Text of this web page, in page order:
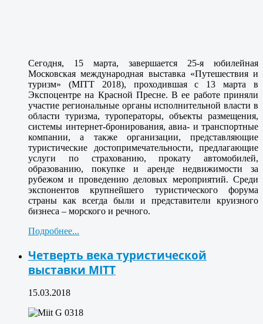
Сегодня, 15 марта, завершается 25-я юбилейная
Московская международная выставка «Путешествия и
туризм» (MITT 2018), проходившая с 13 марта в
Экспоцентре на Красной Пресне. В ее работе приняли
участие региональные органы исполнительной власти в
области туризма, туроператоры, объекты размещения,
системы интернет-бронирования, авиа- и транспортные
компании, а также организации, представляющие
туристические достопримечательности, предлагающие
услуги по страхованию, прокату автомобилей,
образованию, покупке и аренде недвижимости за
рубежом и проведению деловых мероприятий. Среди
экспонентов крупнейшего туристического форума
страны как всегда были и представители круизного
бизнеса – морского и речного.
Подробнее...
Четверть века туристической
выставки MITT
15.03.2018